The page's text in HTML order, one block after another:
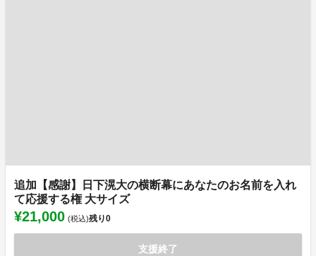
追加【感謝】日下滉大の横断幕にあなたのお名前を入れ
て応援する権 大サイズ
¥21,000 (税込)残り0
支援終了